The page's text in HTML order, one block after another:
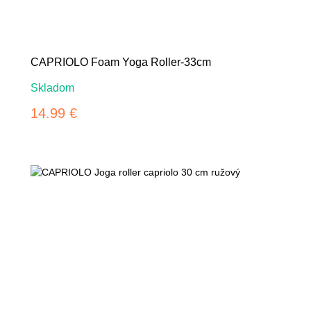
CAPRIOLO Foam Yoga Roller-33cm
Skladom
14.99 €